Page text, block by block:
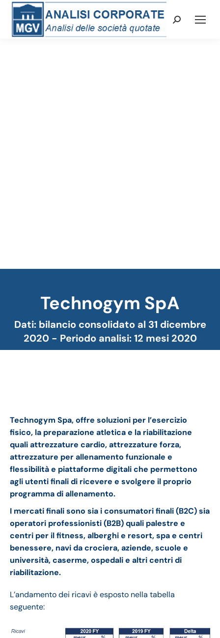
Cerca:
Technogym SpA
Dati: bilancio consolidato al 31 dicembre
2020 - Periodo analisi: 12 mesi 2020
Tu sei qui:
Technogym Spa, offre soluzioni per l’esercizio
fisico, la preparazione atletica e la riabilitazione
quali attrezzature cardio, attrezzature forza,
attrezzature per allenamento funzionale e
flessibilità e piattaforme digitali che permettono
agli utenti finali di ricevere e svolgere il proprio
programma di allenamento.
I mercati finali sono sia i consumatori finali (B2C) sia
operatori professionisti (B2B)quali palestre e
centri per il fitness, alberghi e resort, spa e centri
benessere, navi da crociera, aziende, scuole e
università, caserme, ospedali e altri centri di
riabilitazione.
L’andamento dei ricavi è esposto nella tabella
seguente: